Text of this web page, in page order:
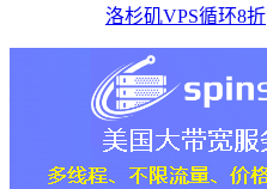
洛杉矶VPS循环8折